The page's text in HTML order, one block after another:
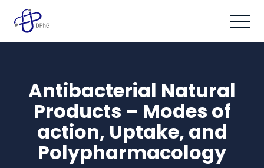
Antibacterial Natural
Products – Modes of
action, Uptake, and
Polypharmacology